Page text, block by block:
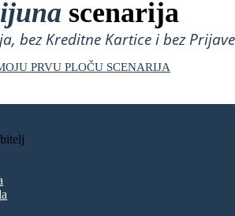
scenarija
bez Kreditne Kartice i bez
PRVU PLOČU SCENARIJA